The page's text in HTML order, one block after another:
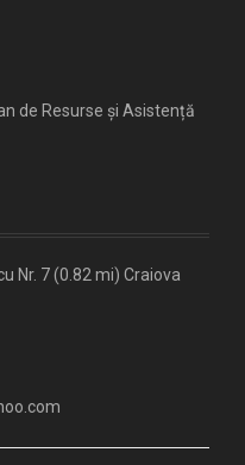
de Resurse și Asistență
Nr. 7 (0.82 mi) Craiova